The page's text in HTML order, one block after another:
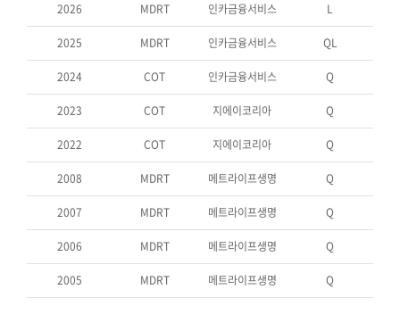
2026 MDRT 인카금융서비스 L
2025 MDRT 인카금융서비스 QL
2024 COT 인카금융서비스 Q
2023 COT 지에이코리아 Q
2022 COT 지에이코리아 Q
2008 MDRT 메트라이프생명 Q
2007 MDRT 메트라이프생명 Q
2006 MDRT 메트라이프생명 Q
2005 MDRT 메트라이프생명 Q